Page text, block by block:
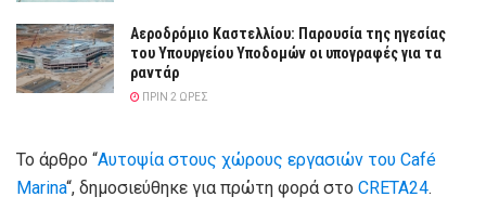
Αεροδρόμιο Καστελλίου: Παρουσία της ηγεσίας
του Υπουργείου Υποδομών οι υπογραφές για τα
ραντάρ
ΠΡΙΝ 2 ΏΡΕΣ
Το άρθρο “Αυτοψία στους χώρους εργασιών του Café
Marina“, δημοσιεύθηκε για πρώτη φορά στο CRETA24.